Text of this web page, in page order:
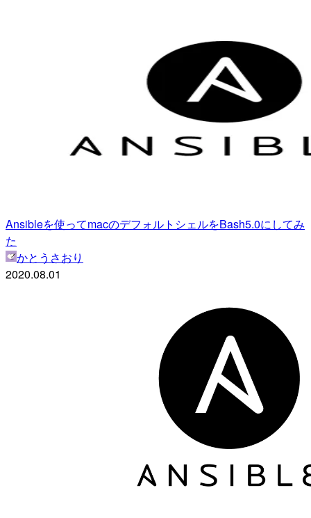
Ansibleを使ってmacのデフォルトシェルをBash5.0にしてみ
た
かとうさおり
2020.08.01